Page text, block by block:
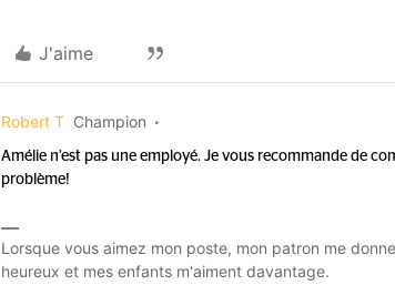
J'aime
Robert T Champion
Amélie n’est pas une employé. Je vous recommande de
problème!
Lorsque vous aimez mon poste, mon patron me
heureux et mes enfants m'aiment davantage.